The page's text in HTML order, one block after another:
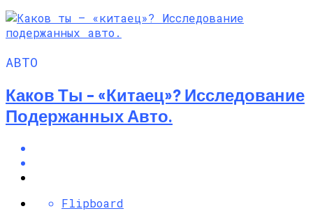
АВТО
Каков Ты – «китаец»? Исследование
Подержанных Авто.
Flipboard